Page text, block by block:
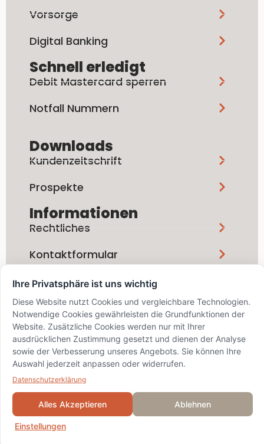
Vorsorge
Digital Banking
Schnell erledigt
Debit Mastercard sperren
Notfall Nummern
Downloads
Kundenzeitschrift
Prospekte
Informationen
Rechtliches
Kontaktformular
Social Media
info@bskd.ch / IID 8389 / SWIFT
BZSDCH22XXX
© 2024 Bezirks-Sparkasse
Dielsdorf
Ihre Privatsphäre ist uns wichtig
Diese Website nutzt Cookies und vergleichbare Technologien.
Notwendige Cookies gewährleisten die Grundfunktionen der
Website. Zusätzliche Cookies werden nur mit Ihrer
ausdrücklichen Zustimmung gesetzt und dienen der Analyse
sowie der Verbesserung unseres Angebots. Sie können Ihre
Auswahl jederzeit anpassen oder widerrufen.
Datenschutzerklärung
Alles Akzeptieren Ablehnen
Einstellungen